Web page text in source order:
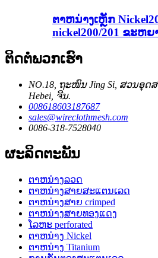
ຕາຫນ່າງເຫຼັກ
nickel200/201 ຂະຫຍ
ຕິດຕໍ່ພວກເຮົາ
NO.18, ຖະໜົນ Jing Si, ສວນອຸດ
Hebei, ຈີນ.
008618603187687
sales@wireclothmesh.com
0086-318-7528040
ຜະລິດຕະພັນ
ຕາຫນ່າງລວດ
ຕາຫນ່າງສາຍສະແຕນເລດ
ຕາຫນ່າງສາຍ crimped
ຕາຫນ່າງສາຍທອງແດງ
ໂລຫະ perforated
ຕາຫນ່າງ Nickel
ຕາຫນ່າງ Titanium